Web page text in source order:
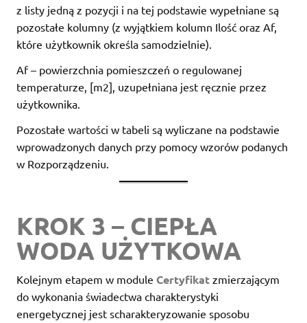
z listy jedną z pozycji i na tej podstawie wypełniane są
pozostałe kolumny (z wyjątkiem kolumn Ilość oraz Af,
które użytkownik określa samodzielnie).
Af – powierzchnia pomieszczeń o regulowanej
temperaturze, [m2], uzupełniana jest ręcznie przez
użytkownika.
Pozostałe wartości w tabeli są wyliczane na podstawie
wprowadzonych danych przy pomocy wzorów podanych
w Rozporządzeniu.
KROK 3 – CIEPŁA
WODA UŻYTKOWA
Kolejnym etapem w module Certyfikat zmierzającym
do wykonania świadectwa charakterystyki
energetycznej jest scharakteryzowanie sposobu